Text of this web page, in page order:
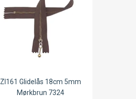
ZI161 Glidelås 18cm 5mm
Mørkbrun 7324